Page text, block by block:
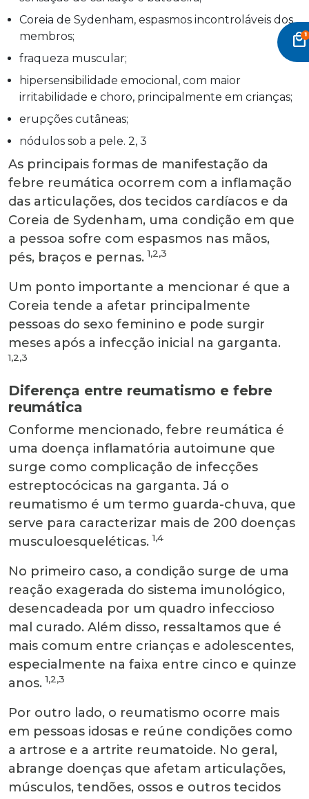
local_mall
Coreia de Sydenham, espasmos incontroláveis dos
membros;
fraqueza muscular;
hipersensibilidade emocional, com maior
irritabilidade e choro, principalmente em crianças;
erupções cutâneas;
nódulos sob a pele. 2, 3
As principais formas de manifestação da
febre reumática ocorrem com a inflamação
das articulações, dos tecidos cardíacos e da
Coreia de Sydenham, uma condição em que
a pessoa sofre com espasmos nas mãos,
pés, braços e pernas. 1,2,3
Um ponto importante a mencionar é que a
Coreia tende a afetar principalmente
pessoas do sexo feminino e pode surgir
meses após a infecção inicial na garganta.
1,2,3
Diferença entre reumatismo e febre
reumática
Conforme mencionado, febre reumática é
uma doença inflamatória autoimune que
surge como complicação de infecções
estreptocócicas na garganta. Já o
reumatismo é um termo guarda-chuva, que
serve para caracterizar mais de 200 doenças
musculoesqueléticas. 1,4
No primeiro caso, a condição surge de uma
reação exagerada do sistema imunológico,
desencadeada por um quadro infeccioso
mal curado. Além disso, ressaltamos que é
mais comum entre crianças e adolescentes,
especialmente na faixa entre cinco e quinze
anos. 1,2,3
Por outro lado, o reumatismo ocorre mais
em pessoas idosas e reúne condições como
a artrose e a artrite reumatoide. No geral,
abrange doenças que afetam articulações,
músculos, tendões, ossos e outros tecidos